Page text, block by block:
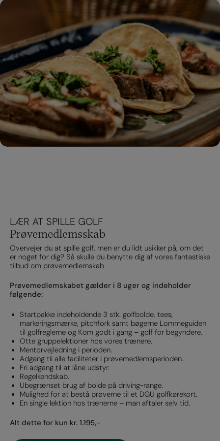
LÆR AT SPILLE GOLF
Prøvemedlemsskab
Overvejer du at spille golf, men er du lidt usikker på, om det
er noget for dig? Så skulle du benytte dig af vores fantastiske
tilbud om prøvemedlemskab.
Prøvemedlemskabet gælder i 8 uger og indeholder
følgende:
Startpakke indeholdende 3 stk. golfbolde, tees,
markeringsmærke, pitchfork samt bøgerne Lommeguiden
til golfreglerne og Kom godt i gang – golf for begyndere.
Otte gruppelektioner hos vores trænere.
Mentorvejledning i perioden.
Adgang til alle faciliteter i prøvemedlemsperioden.
Fri adgang til at låne udstyr.
Regelkendskab.
Ubegrænset brug af bolde på driving-range.
Mulighed for at bestå prøverne til et DGU golfkørekort.
En single lektion hos trænerne – man aftaler selv tid.
Alt dette for kun kr. 1.195,-